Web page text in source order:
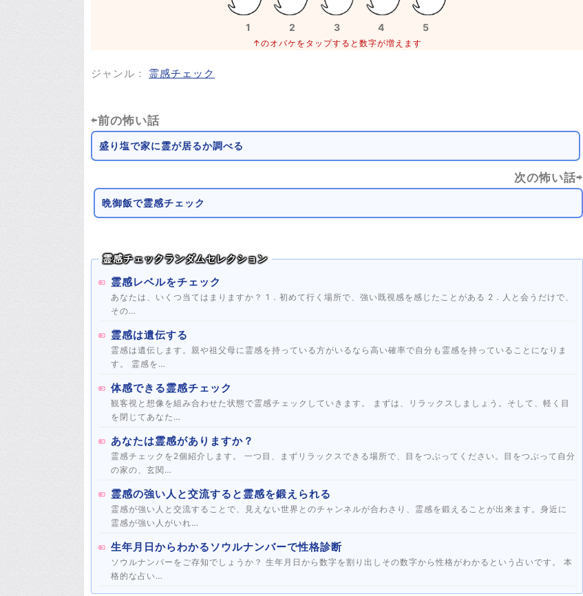
1 2 3 4 5
↑のオバケをタップすると数字が増えます
ジャンル： 霊感チェック
⇦前の怖い話
盛り塩で家に霊が居るか調べる
次の怖い話⇨
晩御飯で霊感チェック
霊感チェックランダムセレクション
霊感レベルをチェック
あなたは、いくつ当てはまりますか？ 1．初めて行く場所で、強い既視感を感じたことがある 2．人と会うだけで、
その…
霊感は遺伝する
霊感は遺伝します。親や祖父母に霊感を持っている方がいるなら高い確率で自分も霊感を持っていることになりま
す。 霊感を…
体感できる霊感チェック
観客視と想像を組み合わせた状態で霊感チェックしていきます。 まずは、リラックスしましょう。そして、軽く目
を閉じてあなた…
あなたは霊感がありますか？
霊感チェックを2個紹介します。 一つ目、まずリラックスできる場所で、目をつぶってください。目をつぶって自分
の家の、玄関…
霊感の強い人と交流すると霊感を鍛えられる
霊感が強い人と交流することで、見えない世界とのチャンネルが合わさり、霊感を鍛えることが出来ます。身近に
霊感が強い人がいれ…
生年月日からわかるソウルナンバーで性格診断
ソウルナンバーをご存知でしょうか？ 生年月日から数字を割り出しその数字から性格がわかるという占いです。 本
格的な占い…